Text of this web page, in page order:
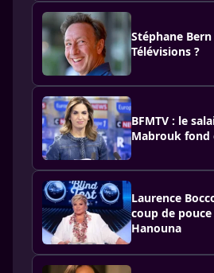
Stéphane
Télévisions ?
BFMTV : le
Mabrouk fond
Laurence
coup de
Hanouna